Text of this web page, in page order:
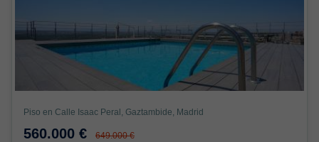
Piso en Calle Isaac Peral, Gaztambide, Madrid
560.000 € 649.000 €